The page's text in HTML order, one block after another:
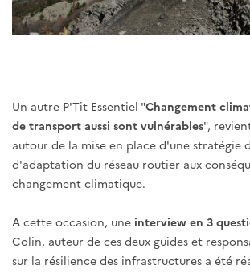
Un autre P'Tit Essentiel "Changement
de transport aussi sont vulnérables",
autour de la mise en place d'une stratégie
d'adaptation du réseau routier aux
changement climatique.
A cette occasion, une interview en 3
Colin, auteur de ces deux guides et
sur la résilience des infrastructures a été